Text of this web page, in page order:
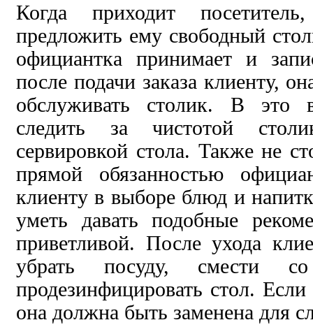
Когда приходит
предложить ему свободный
официантка принимает и
после подачи заказа клиенту,
обслуживать столик. В это
следить за чистотой
сервировкой стола. Также не
прямой обязанностью
клиенту в выборе блюд и
уметь давать подобные
приветливой. После ухода
убрать посуду, смести
продезинфицировать стол.
она должна быть заменена для